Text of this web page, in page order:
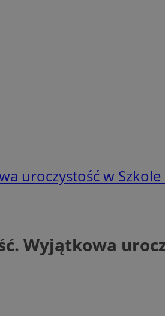
uroczystość w
Wyjątkowa